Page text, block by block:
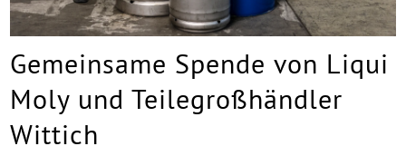
Gemeinsame Spende von Liqui
Moly und Teilegroßhändler
Wittich